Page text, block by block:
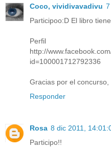
Coco, vividivavadivu
Participoo:D El libro tiene
http://
id=100001712792336
Gracias por el concurso,
Responder
Rosa 8 dic 2011,
Participo!!